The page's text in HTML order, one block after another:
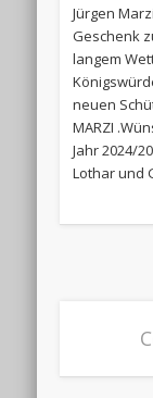
Jürgen
Geschenk
langem
neuen
MARZI
Jahr 2024/
Lothar und